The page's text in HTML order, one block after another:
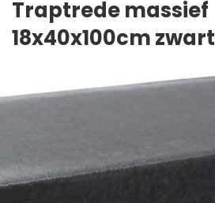
Traptrede massief
18x40x100cm zwart